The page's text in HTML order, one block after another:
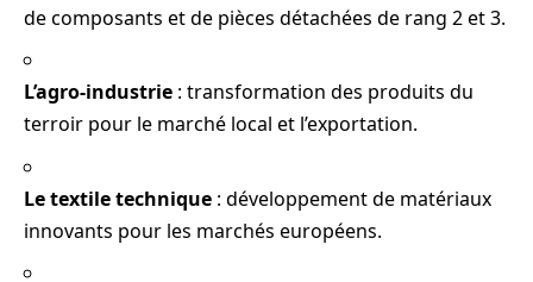
de composants et de pièces détachées de rang 2 et 3.
L’agro-industrie : transformation des produits du
terroir pour le marché local et l’exportation.
Le textile technique : développement de matériaux
innovants pour les marchés européens.